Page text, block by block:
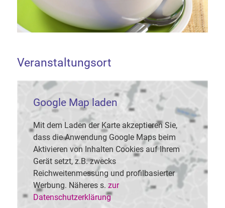
Veranstaltungsort
Google Map laden
Mit dem Laden der Karte akzeptieren Sie,
dass die Anwendung Google Maps beim
Aktivieren von Inhalten Cookies auf Ihrem
Gerät setzt, z.B. zwecks
Reichweitenmessung und profilbasierter
Werbung. Näheres s. zur
Datenschutzerklärung